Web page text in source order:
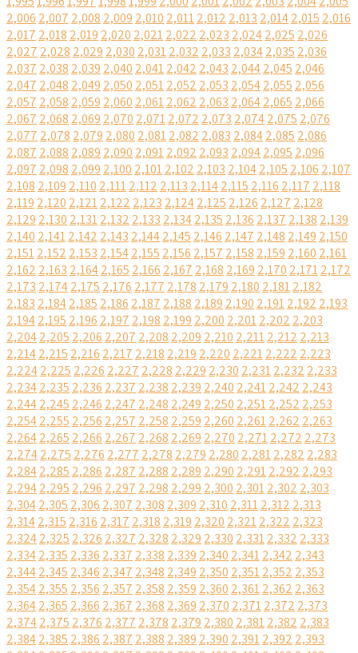
2,006 2,007 2,008 2,009 2,010 2,0112,012 2,013 2,0142,015 2,016
2,017 2,018 2,019 2,020 2,0212,022 2,023 2,0242,025 2,026
2,027 2,028 2,029 2,030 2,0312,032 2,033 2,0342,035 2,036
2,037 2,038 2,039 2,040 2,0412,042 2,043 2,0442,045 2,046
2,047 2,048 2,049 2,050 2,0512,052 2,053 2,0542,055 2,056
2,057 2,058 2,059 2,060 2,0612,062 2,063 2,0642,065 2,066
2,067 2,068 2,069 2,070 2,0712,072 2,073 2,0742,075 2,076
2,077 2,078 2,079 2,080 2,0812,082 2,083 2,0842,085 2,086
2,087 2,088 2,089 2,090 2,0912,092 2,093 2,0942,095 2,096
2,097 2,098 2,099 2,100 2,1012,102 2,103 2,1042,105 2,106 2,107
2,108 2,109 2,110 2,1112,112 2,113 2,1142,115 2,116 2,117 2,118
2,119 2,120 2,1212,122 2,123 2,1242,125 2,126 2,127 2,128
2,129 2,130 2,1312,132 2,133 2,1342,135 2,136 2,137 2,138 2,139
2,140 2,1412,142 2,143 2,1442,145 2,146 2,147 2,148 2,149 2,150
2,1512,152 2,153 2,1542,155 2,156 2,157 2,158 2,159 2,160 2,161
2,162 2,163 2,1642,165 2,166 2,167 2,168 2,169 2,170 2,1712,172
2,173 2,1742,175 2,176 2,177 2,178 2,179 2,180 2,1812,182
2,183 2,1842,185 2,186 2,187 2,188 2,189 2,190 2,1912,192 2,193
2,1942,195 2,196 2,197 2,198 2,199 2,200 2,2012,202 2,203
2,2042,205 2,206 2,207 2,208 2,209 2,210 2,2112,212 2,213
2,2142,215 2,216 2,217 2,218 2,219 2,220 2,2212,222 2,223
2,2242,225 2,226 2,227 2,228 2,229 2,230 2,2312,232 2,233
2,2342,235 2,236 2,237 2,238 2,239 2,240 2,2412,242 2,243
2,2442,245 2,246 2,247 2,248 2,249 2,250 2,2512,252 2,253
2,2542,255 2,256 2,257 2,258 2,259 2,260 2,2612,262 2,263
2,2642,265 2,266 2,267 2,268 2,269 2,270 2,2712,272 2,273
2,2742,275 2,276 2,277 2,278 2,279 2,280 2,2812,282 2,283
2,2842,285 2,286 2,287 2,288 2,289 2,290 2,2912,292 2,293
2,2942,295 2,296 2,297 2,298 2,299 2,300 2,3012,302 2,303
2,3042,305 2,306 2,307 2,308 2,309 2,310 2,3112,312 2,313
2,3142,315 2,316 2,317 2,318 2,319 2,320 2,3212,322 2,323
2,3242,325 2,326 2,327 2,328 2,329 2,330 2,3312,332 2,333
2,3342,335 2,336 2,337 2,338 2,339 2,340 2,3412,342 2,343
2,3442,345 2,346 2,347 2,348 2,349 2,350 2,3512,352 2,353
2,3542,355 2,356 2,357 2,358 2,359 2,360 2,3612,362 2,363
2,3642,365 2,366 2,367 2,368 2,369 2,370 2,3712,372 2,373
2,3742,375 2,376 2,377 2,378 2,379 2,380 2,3812,382 2,383
2,3842,385 2,386 2,387 2,388 2,389 2,390 2,3912,392 2,393